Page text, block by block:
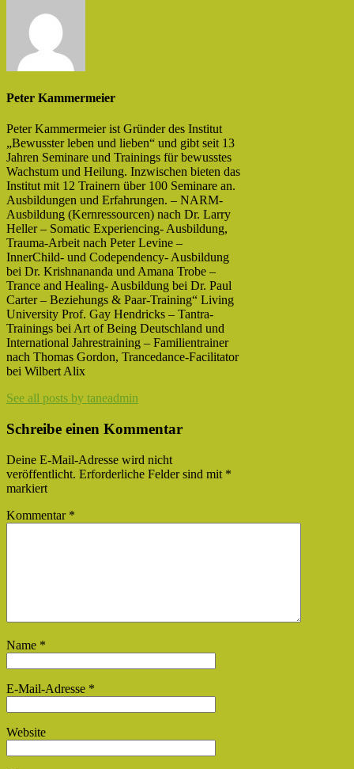
Peter Kammermeier
Peter Kammermeier ist Gründer des Institut
„Bewusster leben und lieben“ und gibt seit 13
Jahren Seminare und Trainings für bewusstes
Wachstum und Heilung. Inzwischen bieten das
Institut mit 12 Trainern über 100 Seminare an.
Ausbildungen und Erfahrungen. – NARM-
Ausbildung (Kernressourcen) nach Dr. Larry
Heller – Somatic Experiencing- Ausbildung,
Trauma-Arbeit nach Peter Levine –
InnerChild- und Codependency- Ausbildung
bei Dr. Krishnananda und Amana Trobe –
Trance and Healing- Ausbildung bei Dr. Paul
Carter – Beziehungs & Paar-Training“ Living
University Prof. Gay Hendricks – Tantra-
Trainings bei Art of Being Deutschland und
International Jahrestraining – Familientrainer
nach Thomas Gordon, Trancedance-Facilitator
bei Wilbert Alix
See all posts by taneadmin
Schreibe einen Kommentar
Deine E-Mail-Adresse wird nicht
veröffentlicht. Erforderliche Felder sind mit *
markiert
Kommentar *
Name *
E-Mail-Adresse *
Website